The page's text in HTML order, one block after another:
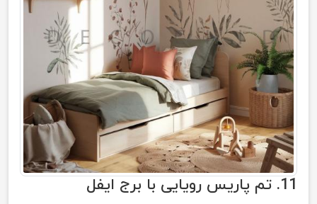
11. تم پاریس رویایی با برج ایفل